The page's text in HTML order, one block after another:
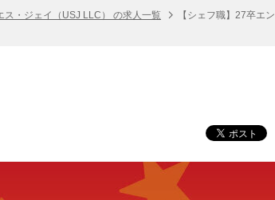
ス・ジェイ（USJ LLC） の求人一覧
【シェフ職】27卒エン